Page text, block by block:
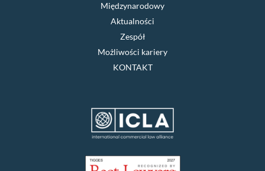
Międzynarodowy
Aktualności
Zespół
Możliwości kariery
KONTAKT